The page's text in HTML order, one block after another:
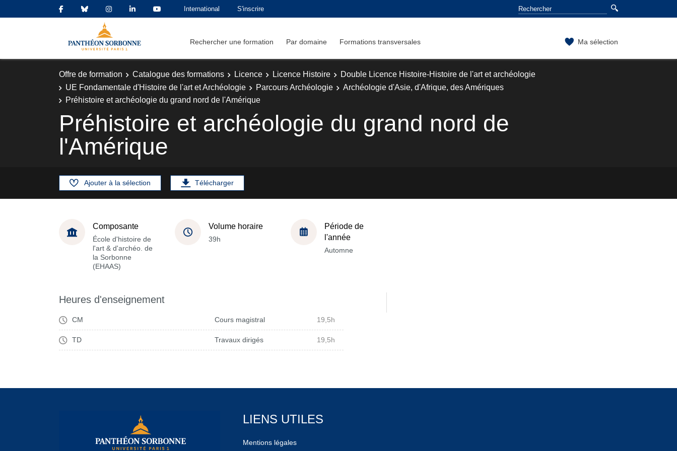
International S'inscrire
Rechercher une formation Par domaine Formations transversales Ma sélection
Offre de formation Catalogue des formations Licence Licence Histoire
Double Licence Histoire-Histoire de l'art et archéologie
UE Fondamentale d'Histoire de l'art et Archéologie
Parcours Archéologie
Archéologie d'Asie, d'Afrique, des Amériques
Préhistoire et archéologie du grand nord de l'Amérique
Préhistoire et archéologie du grand nord de
l'Amérique
Ajouter à la sélection Télécharger
Composante
École d'histoire de
l'art & d'archéo. de
la Sorbonne
(EHAAS)
Volume horaire
39h
Période de
l'année
Automne
Heures d'enseignement
CM Cours magistral 19,5h
TD Travaux dirigés 19,5h
LIENS UTILES
Mentions légales